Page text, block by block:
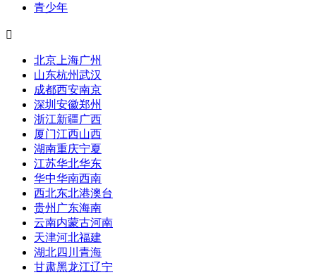
青少年

北京 上海广州
山东杭州武汉
成都西安南京
深圳 安徽郑州
浙江新疆广西
厦门江西山西
湖南重庆宁夏
江苏华北华东
华中华南西南
西北东北港澳台
贵州 广东海南
云南内蒙古河南
天津河北福建
湖北四川 青海
甘肃黑龙江辽宁